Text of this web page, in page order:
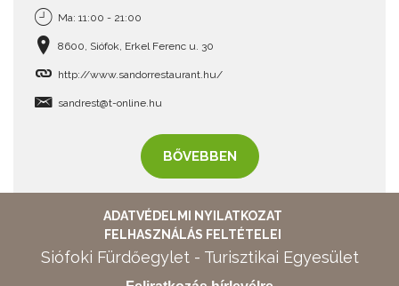
Ma: 11:00 - 21:00
8600, Siófok, Erkel Ferenc u. 30
http://www.sandorrestaurant.hu/
sandrest@t-online.hu
BŐVEBBEN
ADATVÉDELMI NYILATKOZAT
FELHASZNÁLÁS FELTÉTELEI
Siófoki Fürdőegylet - Turisztikai Egyesület